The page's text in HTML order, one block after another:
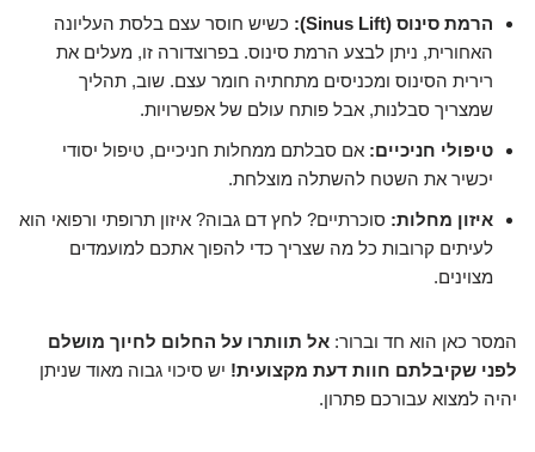
הרמת סינוס (Sinus Lift):
כשיש חוסר עצם בלסת העליונה
האחורית, ניתן לבצע הרמת סינוס. בפרוצדורה זו, מעלים את
רירית הסינוס ומכניסים מתחתיה חומר עצם. שוב, תהליך
שמצריך סבלנות, אבל פותח עולם של אפשרויות.
טיפולי חניכיים: אם סבלתם ממחלות חניכיים, טיפול יסודי
יכשיר את השטח להשתלה מוצלחת.
איזון מחלות: סוכרתיים? לחץ דם גבוה? איזון תרופתי ורפואי הוא
לעיתים קרובות כל מה שצריך כדי להפוך אתכם למועמדים
מצוינים.
המסר כאן הוא חד וברור: אל תוותרו על החלום לחיוך מושלם
לפני שקיבלתם חוות דעת מקצועית! יש סיכוי גבוה מאוד שניתן
יהיה למצוא עבורכם פתרון.